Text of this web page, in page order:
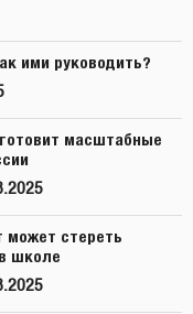
ими руководить?
масштабные
может стереть
школе